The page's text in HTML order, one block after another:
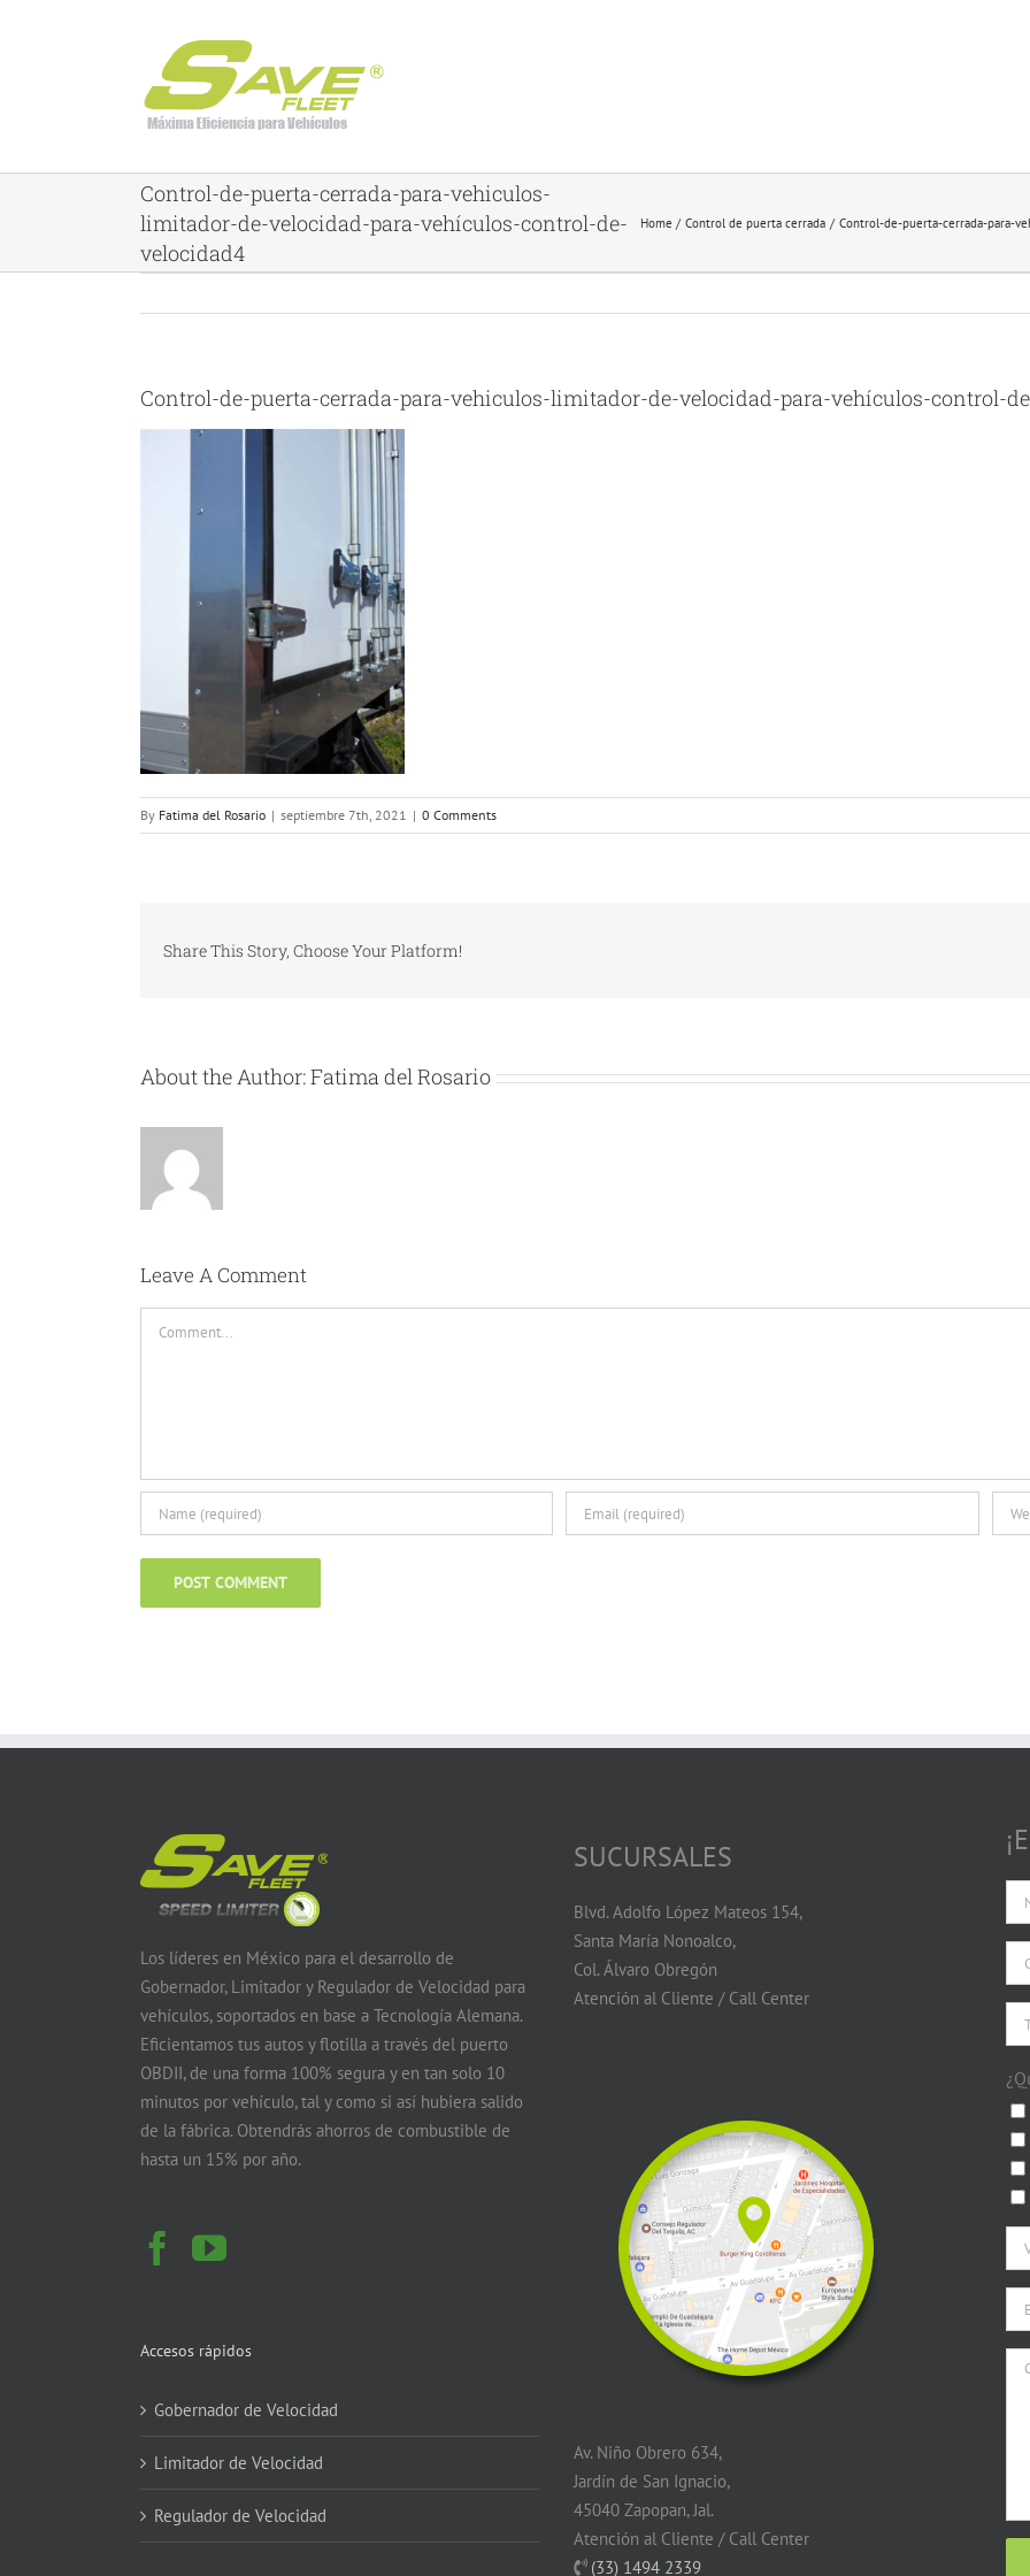
Control-de-puerta-cerrada-para-vehiculos-
limitador-de-velocidad-para-vehículos-control-de-
velocidad4
Home Control de puerta cerrada Control-de-puerta-cerrada-para-
Control-de-puerta-cerrada-para-vehiculos-limitador-de-velocidad-para-vehículos-control-
By Fatima del Rosario | septiembre 7th, 2021 | 0 Comments
Share This Story, Choose Your Platform!
About the Author:Fatima del Rosario
Leave A Comment
Los líderes en México para el desarrollo de
Gobernador, Limitador y Regulador de Velocidad para
vehículos, soportados en base a Tecnología Alemana.
Eficientamos tus autos y flotilla a través del puerto
OBDII, de una forma 100% segura y en tan solo 10
minutos por vehículo, tal y como si así hubiera salido
de la fábrica. Obtendrás ahorros de combustible de
hasta un 15% por año.
Accesos rápidos
Gobernador de Velocidad
Limitador de Velocidad
Regulador de Velocidad
SUCURSALES
Blvd. Adolfo López Mateos 154,
Santa María Nonoalco,
Col. Álvaro Obregón
Atención al Cliente / Call Center
Av. Niño Obrero 634,
Jardín de San Ignacio,
45040 Zapopan, Jal.
Atención al Cliente / Call Center
(33) 1494 2339